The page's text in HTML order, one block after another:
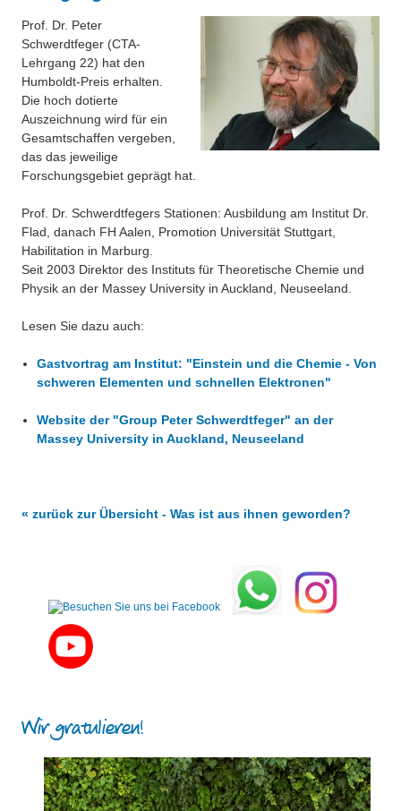
Besonderheiten
Projekte
Eduthek
CTA mit Schwerpunkt Biotechnologie
CTA mit Schwerpunkt Umwelt
Voraussetzungen
Anmeldung
FAQ - Häufig gestellte Fragen und Antworten
Informationen für ausländische Bewerber*innen
Kosten
Ausbildung bei guter Leistung kostenlos
Freiplätze
Ausbildungspläne
Computerraum
Wohnen
Prof. Dr. Peter
Schwerdtfeger (CTA-
Lehrgang 22) hat den
Humboldt-Preis erhalten.
Die hoch dotierte
Auszeichnung wird für ein
Gesamtschaffen vergeben,
das das jeweilige
Forschungsgebiet geprägt hat.
Prof. Dr. Schwerdtfegers Stationen: Ausbildung am Institut Dr.
Flad, danach FH Aalen, Promotion Universität Stuttgart,
Habilitation in Marburg.
Seit 2003 Direktor des Instituts für Theoretische Chemie und
Physik an der Massey University in Auckland, Neuseeland.
Lesen Sie dazu auch:
Gastvortrag am Institut: "Einstein und die Chemie - Von
schweren Elementen und schnellen Elektronen"
Website der "Group Peter Schwerdtfeger" an der
Massey University in Auckland, Neuseeland
« zurück zur Übersicht - Was ist aus ihnen geworden?
Wir gratulieren!